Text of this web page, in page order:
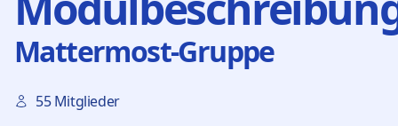
Mattermost-Gruppe
55 Mitglieder